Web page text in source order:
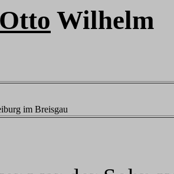
Otto Wilhelm
im Breisgau